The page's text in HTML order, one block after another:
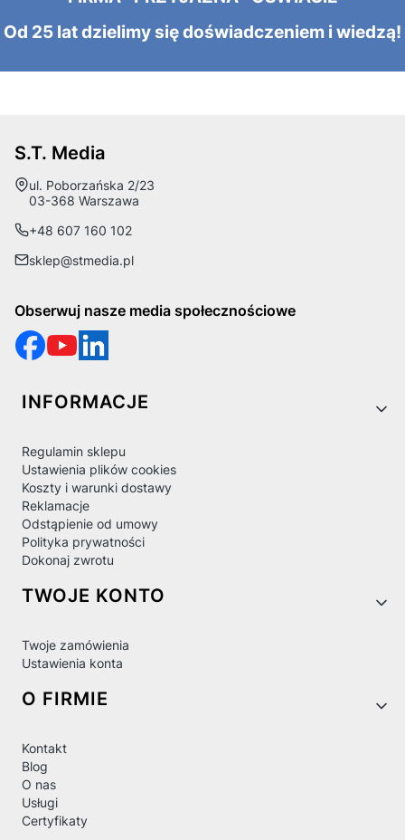
Od 25 lat dzielimy się doświadczeniem i wiedzą!
S.T. Media
Adres:
ul. Poborzańska 2/23
03-368 Warszawa
+48 607 160 102
sklep@stmedia.pl
Obserwuj nasze media społecznościowe
Linki w stopce
INFORMACJE
Regulamin sklepu
Ustawienia plików cookies
Koszty i warunki dostawy
Reklamacje
Odstąpienie od umowy
Polityka prywatności
Dokonaj zwrotu
TWOJE KONTO
Twoje zamówienia
Ustawienia konta
O FIRMIE
Kontakt
Blog
O nas
Usługi
Certyfikaty